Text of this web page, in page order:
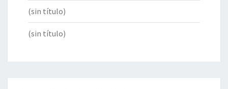
(sin título)
(sin título)